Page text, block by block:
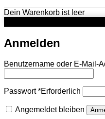
Dein Warenkorb ist leer
Anmelden
Benutzername oder E-Mail-
Passwort*Erforderlich
Angemeldet bleiben